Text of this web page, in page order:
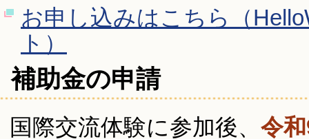
お申し込みはこちら（
ト）
補助金の申請
国際交流体験に参加後、 令